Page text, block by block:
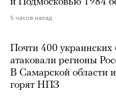
и Подмосковью 1984
5 часов назад
Почти 400 украинских
атаковали регионы
В Самарской области
горят НПЗ